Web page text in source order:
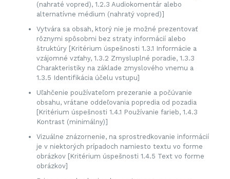
(nahraté vopred), 1.2.3 Audiokomentár alebo
alternatívne médium (nahratý vopred)]
Vytvára sa obsah, ktorý nie je možné prezentovať
rôznymi spôsobmi bez straty informácií alebo
štruktúry [Kritérium úspešnosti 1.3.1 Informácie a
vzájomné vzťahy, 1.3.2 Zmysluplné poradie, 1.3.3
Charakteristiky na základe zmyslového vnemu a
1.3.5 Identifikácia účelu vstupu]
Uľahčenie používateľom prezeranie a počúvanie
obsahu, vrátane oddeľovania popredia od pozadia
[Kritérium úspešnosti 1.4.1 Používanie farieb, 1.4.3
Kontrast (minimálny)]
Vizuálne znázornenie, na sprostredkovanie informácií
je v niektorých prípadoch namiesto textu vo forme
obrázkov [Kritérium úspešnosti 1.4.5 Text vo forme
obrázkov]